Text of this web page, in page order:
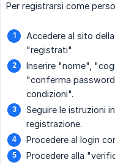
Per registrarsi come
Accedere al sito
"registrati"
Inserire "nome",
"conferma
condizioni".
Seguire le istruzioni
registrazione.
Procedere al login
Procedere alla